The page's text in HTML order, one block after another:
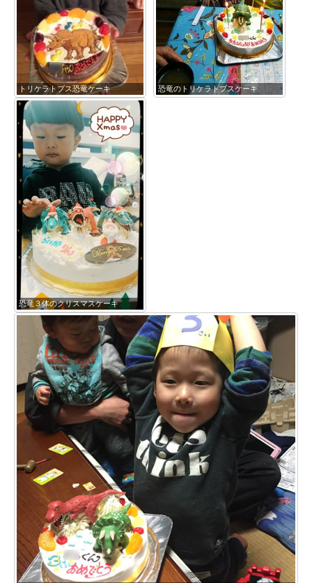
トリケラトプス恐竜ケーキ 恐竜のトリケラトプスケーキ
恐竜３体のクリスマスケーキ